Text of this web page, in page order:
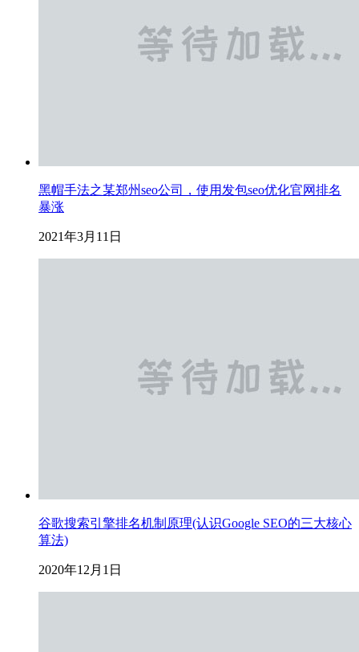
黑帽手法之某郑州seo公司，使用发包seo优化官网排名
暴涨
2021年3月11日
谷歌搜索引擎排名机制原理(认识Google SEO的三大核心
算法)
2020年12月1日